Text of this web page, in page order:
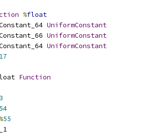
%float
UniformConstant
UniformConstant
UniformConstant
17
Function
54
%55